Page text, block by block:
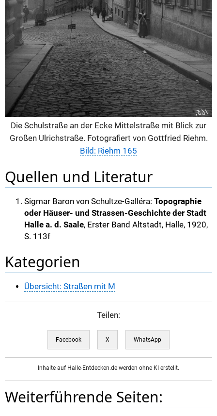
Die Schulstraße an der Ecke Mittelstraße mit Blick zur
Großen Ulrichstraße. Fotografiert von Gottfried Riehm.
Bild: Riehm 165
Quellen und Literatur
Sigmar Baron von Schultze-Galléra: Topographie
oder Häuser- und Strassen-Geschichte der Stadt
Halle a. d. Saale, Erster Band Altstadt, Halle, 1920,
S. 113f
Kategorien
Übersicht: Straßen mit M
Teilen:
Facebook X WhatsApp
Inhalte auf Halle-Entdecken.de werden ohne KI erstellt.
Weiterführende Seiten: